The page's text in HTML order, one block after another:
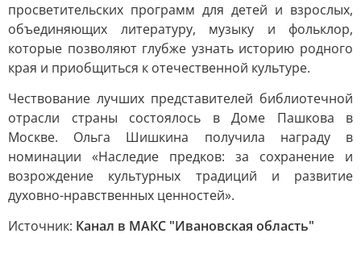
просветительских программ для детей и взрослых,
объединяющих литературу, музыку и фольклор,
которые позволяют глубже узнать историю родного
края и приобщиться к отечественной культуре.
Чествование лучших представителей библиотечной
отрасли страны состоялось в Доме Пашкова в
Москве. Ольга Шишкина получила награду в
номинации «Наследие предков: за сохранение и
возрождение культурных традиций и развитие
духовно-нравственных ценностей».
Источник: Канал в МАКС "Ивановская область"